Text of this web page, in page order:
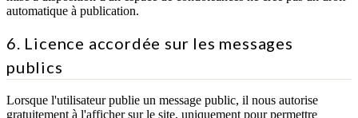
automatique à publication.
6. Licence accordée sur les messages
publics
Lorsque l'utilisateur publie un message public, il nous autorise
gratuitement à l'afficher sur le site, uniquement pour permettre